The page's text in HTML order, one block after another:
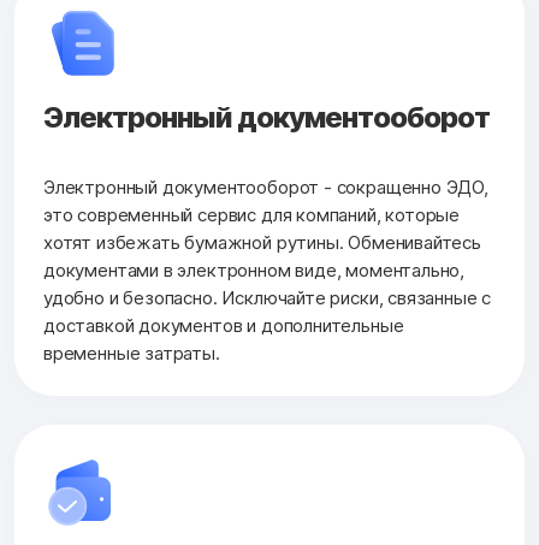
Электронный документооборот
Электронный документооборот - сокращенно ЭДО,
это современный сервис для компаний, которые
хотят избежать бумажной рутины. Обменивайтесь
документами в электронном виде, моментально,
удобно и безопасно. Исключайте риски, связанные с
доставкой документов и дополнительные
временные затраты.